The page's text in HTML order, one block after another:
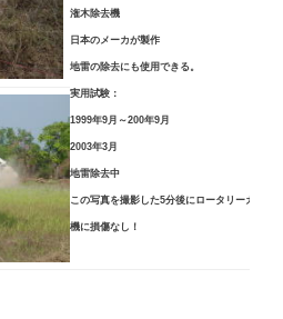
潅木除去機
日本のメーカが製作
地雷の除去にも使用できる。
実用試験：
1999年9月～200年9月
2003年3月
地雷除去中
この写真を撮影した5分後にロータリーカッタ
機に損傷なし！